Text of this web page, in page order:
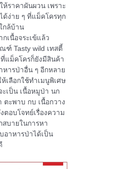
ห้ราคาผันผวน เพราะ
ด้ง่าย ๆ ที่แม็คโครทุก
กล้บ้าน
กเนื้อจระเข้แล้ว
ฑ์ Tasty wild เทสตี้
แม็คโครก็ยังมีสินค้า
หารป่าอื่น ๆ อีกหลาย
เลือกใช้ทำเมนูพิเศษ
ะเป็น เนื้อหมูป่า นก
ตะพาบ กบ เนื้อกวาง
ตอบโจทย์เรื่องความ
สบายในการหา
อาหารป่าได้เป็น